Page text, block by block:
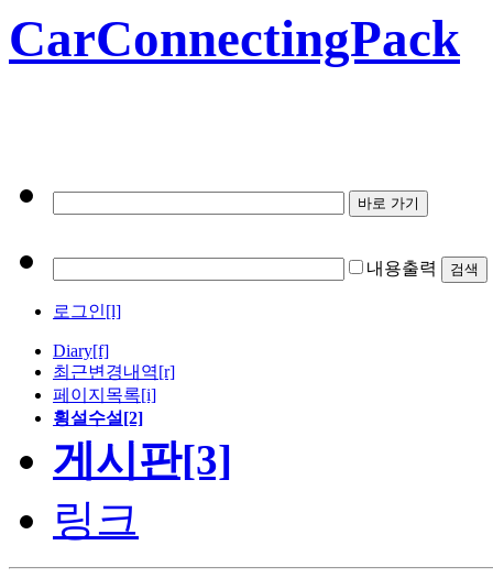
CarConnectingPack
내용출력
로그인[l]
Diary[f]
최근변경내역[r]
페이지목록[i]
횡설수설[2]
게시판[3]
링크